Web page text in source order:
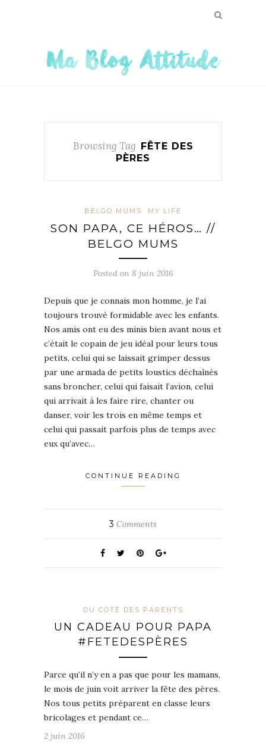
Browsing Tag FÊTE DES
PÈRES
BELGO MUMS MY LIFE
SON PAPA, CE HÉROS… //
BELGO MUMS
Posted on 8 juin 2016
Depuis que je connais mon homme, je l’ai
toujours trouvé formidable avec les enfants.
Nos amis ont eu des minis bien avant nous et
c’était le copain de jeu idéal pour leurs tous
petits, celui qui se laissait grimper dessus
par une armada de petits loustics déchaînés
sans broncher, celui qui faisait l’avion, celui
qui arrivait à les faire rire, chanter ou
danser, voir les trois en même temps et
celui qui passait parfois plus de temps avec
eux qu’avec…
CONTINUE READING
3 Comments
DU CÔTÉ DES PARENTS
UN CADEAU POUR PAPA
#FETEDESPÈRES
Parce qu’il n’y en a pas que pour les mamans,
le mois de juin voit arriver la fête des pères.
Nos tous petits préparent en classe leurs
bricolages et pendant ce…
2 juin 2016